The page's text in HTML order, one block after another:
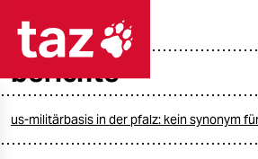
taz zahl ich
berichte
us-militärbasis in der pfalz: kein synonym